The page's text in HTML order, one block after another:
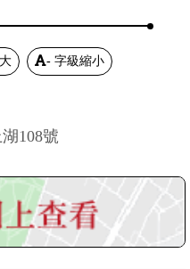
- 字級縮小
108號